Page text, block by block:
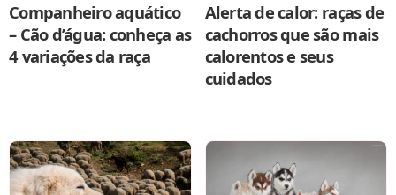
Companheiro aquático
– Cão d’água: conheça as
4 variações da raça
Alerta de calor: raças de
cachorros que são mais
calorentos e seus
cuidados